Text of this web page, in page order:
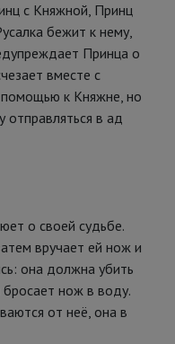
с Княжной, Принц
бежит к нему,
Принца о
вместе с
помощью к Княжне, но
отправляться в ад
о своей судьбе.
вручает ей нож и
она должна убить
бросает нож в воду.
от неё, она в